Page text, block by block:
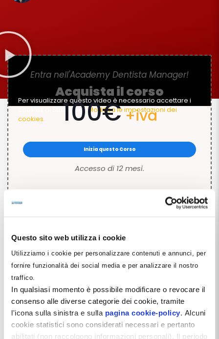
Questo sito web utilizza i cookie
Utilizziamo i cookie per personalizzare contenuti e annunci, per
fornire funzionalità dei social media e per analizzare il nostro
traffico.
In qualsiasi momento è possibile modificare o revocare il
consenso alle diverse categorie dei cookie, tramite
l'icona sulla sinistra e sulla pagina cookie-policy. Alcuni
cookie statistici sono considerati necessari e pertanto
abilitati (non raccolgono informazioni personali). Il periodo
Descrizione del Corso
La gestione di apparecchiature e impianti è in gran parte
condizionata da due fattori: i vincoli di una normativa in ingresso
pesante, articolata ed in continua evoluzione, e l’importanza
Per visualizzare questo video è necessario accettare i
cookies di Statistiche. Modifica le impostazioni dei
cookies.
Entra nell'Academy Dentista Manager!
Acquista il corso
100€+iva
Inizia questo Corso
Accesso di 12 mesi.